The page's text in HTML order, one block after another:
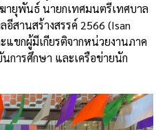
ายุพันธ์นายกเทศมนตรีเทศบาล
อีสานสร้างสรรค์ 2566 (Isan
แขกผู้มีเกียรติจากหน่วยงานภาค
การศึกษา และเครือข่ายนัก